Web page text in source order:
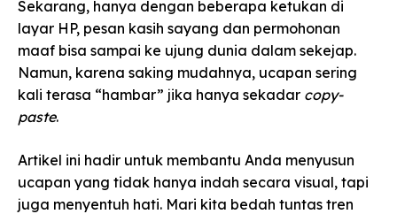
Sekarang, hanya dengan beberapa ketukan di
layar HP, pesan kasih sayang dan permohonan
maaf bisa sampai ke ujung dunia dalam sekejap.
Namun, karena saking mudahnya, ucapan sering
kali terasa “hambar” jika hanya sekadar copy-
paste.
Artikel ini hadir untuk membantu Anda menyusun
ucapan yang tidak hanya indah secara visual, tapi
juga menyentuh hati. Mari kita bedah tuntas tren